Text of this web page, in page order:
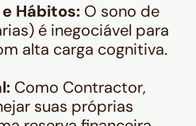
Hábitos: O sono de
é inegociável para
alta carga cognitiva.
Como Contractor,
suas próprias